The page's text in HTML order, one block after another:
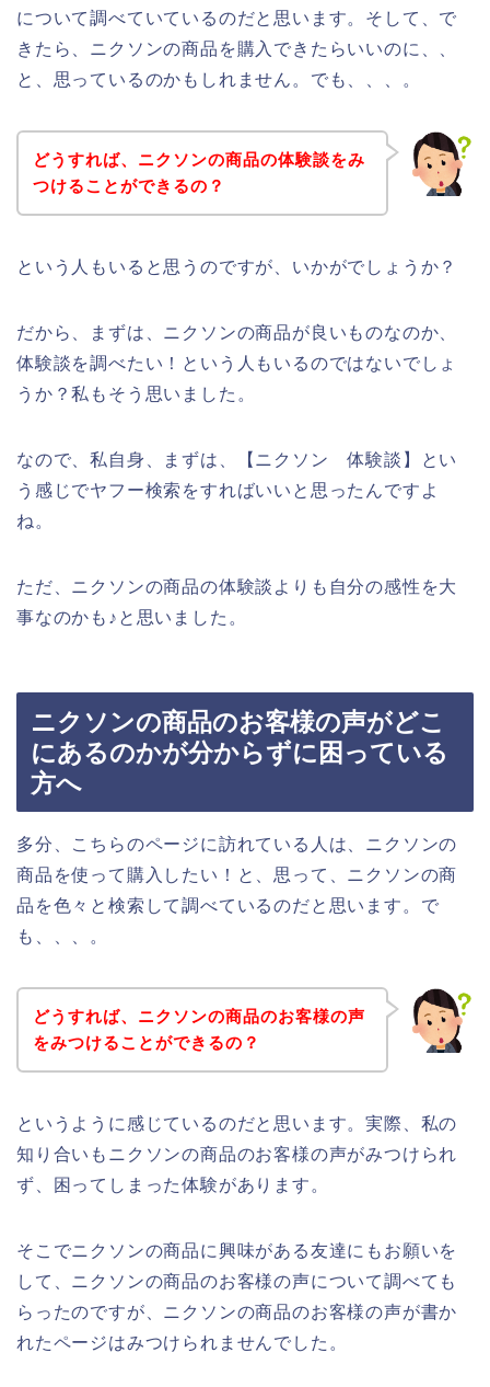
について調べていているのだと思います。そして、で
きたら、ニクソンの商品を購入できたらいいのに、、
と、思っているのかもしれません。でも、、、。
どうすれば、ニクソンの商品の体験談をみ
つけることができるの？
という人もいると思うのですが、いかがでしょうか？
だから、まずは、ニクソンの商品が良いものなのか、
体験談を調べたい！という人もいるのではないでしょ
うか？私もそう思いました。
なので、私自身、まずは、【ニクソン 体験談】とい
う感じでヤフー検索をすればいいと思ったんですよ
ね。
ただ、ニクソンの商品の体験談よりも自分の感性を大
事なのかも♪と思いました。
ニクソンの商品のお客様の声がどこ
にあるのかが分からずに困っている
方へ
多分、こちらのページに訪れている人は、ニクソンの
商品を使って購入したい！と、思って、ニクソンの商
品を色々と検索して調べているのだと思います。で
も、、、。
どうすれば、ニクソンの商品のお客様の声
をみつけることができるの？
というように感じているのだと思います。実際、私の
知り合いもニクソンの商品のお客様の声がみつけられ
ず、困ってしまった体験があります。
そこでニクソンの商品に興味がある友達にもお願いを
して、ニクソンの商品のお客様の声について調べても
らったのですが、ニクソンの商品のお客様の声が書か
れたページはみつけられませんでした。